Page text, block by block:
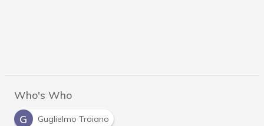
Who's Who
G
Guglielmo Troiano